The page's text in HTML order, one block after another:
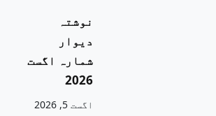
نوشتہ
دیوار
شمارہ اگست
2026
اگست 5, 2026